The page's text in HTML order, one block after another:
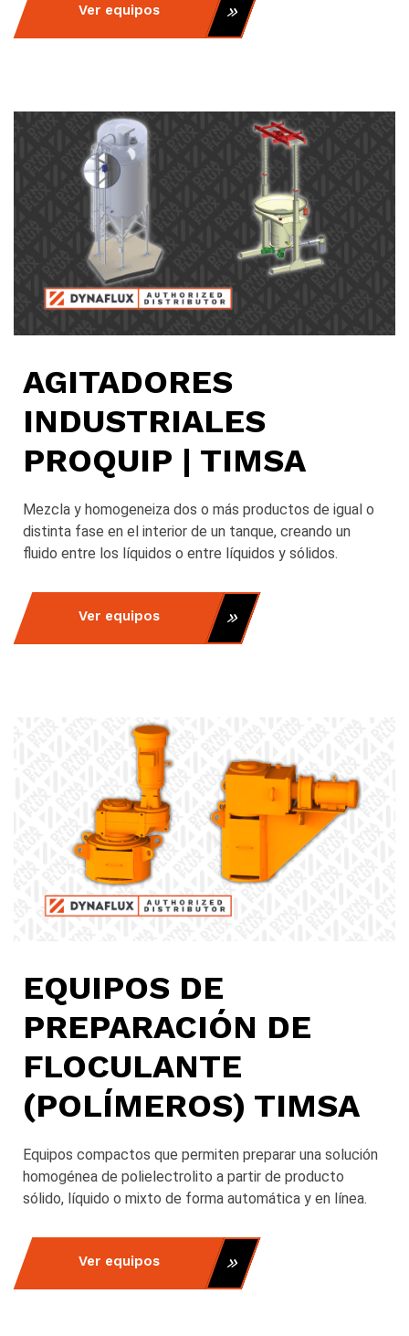
Ver equipos
AGITADORES
INDUSTRIALES
PROQUIP | TIMSA
Mezcla y homogeneiza dos o más productos de igual o
distinta fase en el interior de un tanque, creando un
fluido entre los líquidos o entre líquidos y sólidos.
Ver equipos
EQUIPOS DE
PREPARACIÓN DE
FLOCULANTE
(POLÍMEROS) TIMSA
Equipos compactos que permiten preparar una solución
homogénea de polielectrolito a partir de producto
sólido, líquido o mixto de forma automática y en línea.
Ver equipos